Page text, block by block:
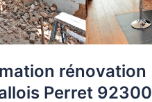
rénovation
Perret 92300